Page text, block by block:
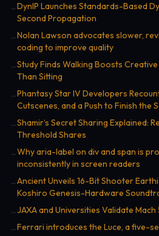
→ DynIP Launches Standards-Based
Second Propagation
→ Nolan Lawson advocates slower,
coding to improve quality
→ Study Finds Walking Boosts
Than Sitting
→ Phantasy Star IV Developers
Cutscenes, and a Push to Finish the
→ Shamir’s Secret Sharing Explained:
Threshold Shares
→ Why aria-label on div and span is
inconsistently in screen readers
→ Ancient Unveils 16-Bit Shooter
Koshiro Genesis-Hardware
→ JAXA and Universities Validate
→ Ferrari introduces the Luce, a five-